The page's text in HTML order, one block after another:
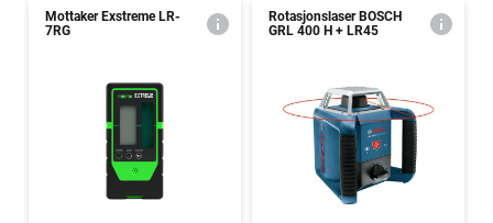
Mottaker Exstreme LR-
7RG
Rotasjonslaser BOSCH
GRL 400 H + LR45